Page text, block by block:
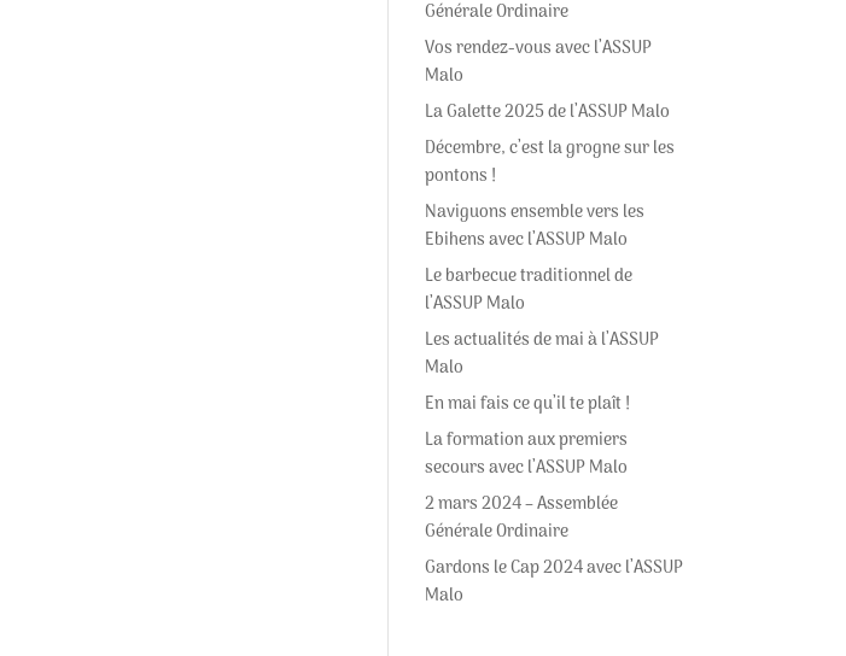
Générale Ordinaire
Vos rendez-vous avec l’ASSUP
Malo
La Galette 2025 de l’ASSUP Malo
Décembre, c’est la grogne sur les
pontons !
Naviguons ensemble vers les
Ebihens avec l’ASSUP Malo
Le barbecue traditionnel de
l’ASSUP Malo
Les actualités de mai à l’ASSUP
Malo
En mai fais ce qu’il te plaît !
La formation aux premiers
secours avec l’ASSUP Malo
2 mars 2024 – Assemblée
Générale Ordinaire
Gardons le Cap 2024 avec l’ASSUP
Malo